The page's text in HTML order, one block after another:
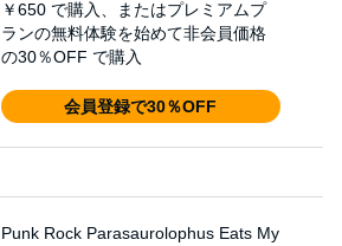
￥650 で購入、またはプレミアムプ
ランの無料体験を始めて非会員価格
の30％OFF で購入
会員登録で30％OFF
Punk Rock Parasaurolophus Eats My